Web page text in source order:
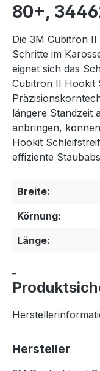
80+,
Die 3M Cubitron
Schritte im
eignet sich das
Cubitron II Hookit
längere Standzeit
anbringen,
Hookit
effiziente
Breite:
Körnung:
Länge:
Hersteller